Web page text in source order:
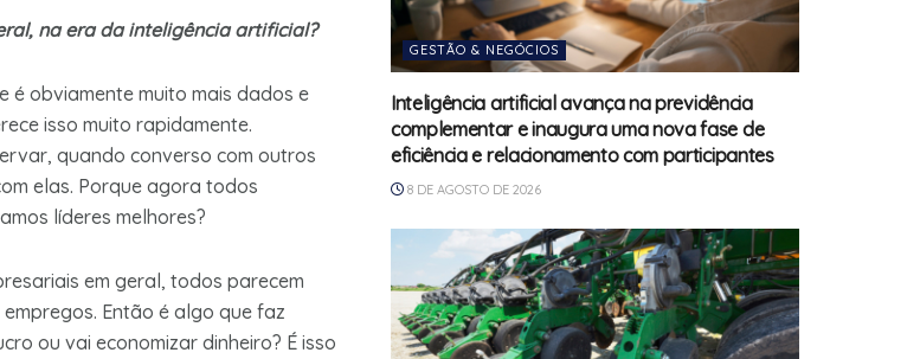
na era da inteligência artificial?
é obviamente muito mais dados e
isso muito rapidamente.
quando converso com outros
elas. Porque agora todos
líderes melhores?
em geral, todos parecem
Então é algo que faz
ou vai economizar dinheiro? É isso
GESTÃO & NEGÓCIOS
Inteligência artificial avança na previdência
complementar e inaugura uma nova fase de
eficiência e relacionamento com participantes
8 DE AGOSTO DE 2026